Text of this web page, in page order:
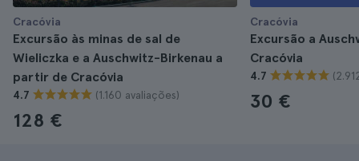
Cracóvia
Excursão às minas de sal de
Wieliczka e a Auschwitz-Birkenau a
partir de Cracóvia
4.7 (1.160 avaliações)
128 €
Cracóvia
Excursão a
Cracóvia
4.7
30 €